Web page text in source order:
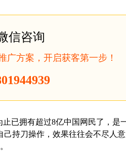
信咨询
广方案，开启获客第一步！
已拥有超过8亿中国网民了，
己持刀操作，效果往往会不尽人